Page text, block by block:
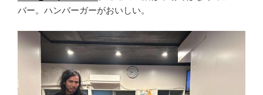
バー。ハンバーガーがおいしい。